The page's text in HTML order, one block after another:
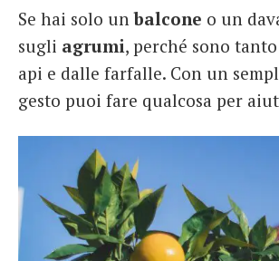
Se hai solo unbalcone o un
sugli agrumi, perché sono
api e dalle farfalle. Con un
gesto puoi fare qualcosa per